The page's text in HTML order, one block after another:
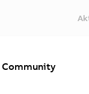
Community